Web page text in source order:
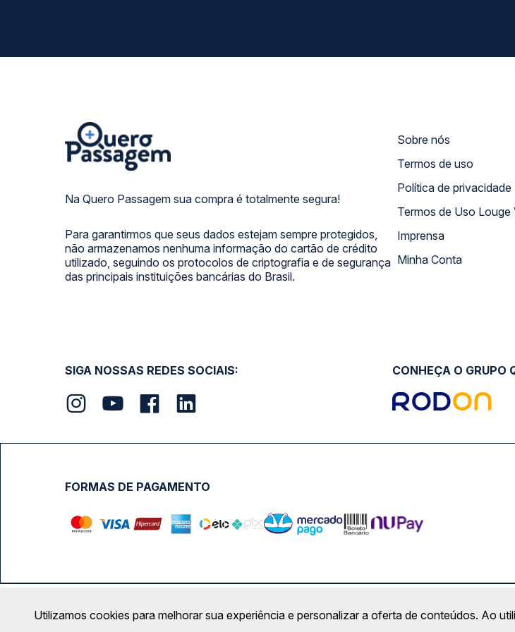
Na Quero Passagem sua compra é totalmente segura!
Para garantirmos que seus dados estejam sempre protegidos,
não armazenamos nenhuma informação do cartão de crédito
utilizado, seguindo os protocolos de criptografia e de segurança
das principais instituições bancárias do Brasil.
Sobre nós
Termos de uso
Política de privacidade
Termos de Uso
Imprensa
Minha Conta
SIGA NOSSAS REDES SOCIAIS: CONHEÇA O GRUPO
FORMAS DE PAGAMENTO
Calçada das Margaridas, 163 - Sala 02 - Condomínio Centro Comercial Alphaville, Barueri - SP
Utilizamos cookies para melhorar sua experiência e personalizar a oferta de conteúdos. Ao